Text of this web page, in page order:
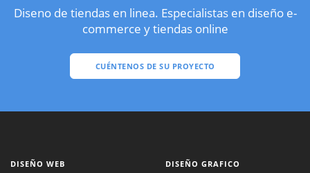
Diseno de tiendas en linea. Especialistas en diseño e-
commerce y tiendas online
CUÉNTENOS DE SU PROYECTO
DISEÑO WEB DISEÑO GRAFICO